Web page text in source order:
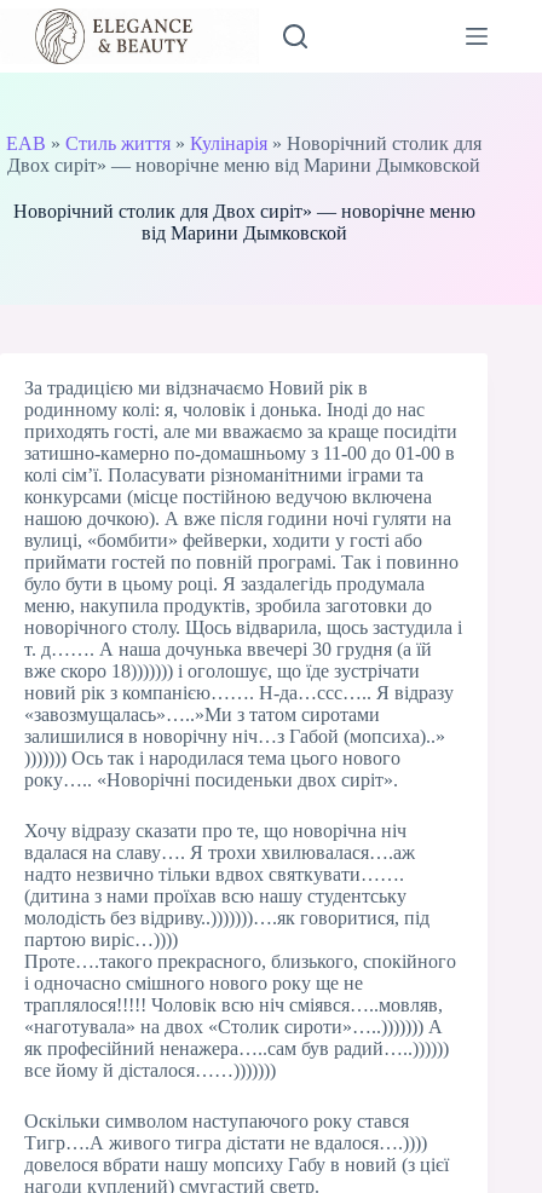
Перейти
вмісту
EAB »Стиль життя »Кулінарія »Новорічний столик для
Двох сиріт» — новорічне меню від Марини Дымковской
Новорічний столик для Двох сиріт» — новорічне меню
від Марини Дымковской
За традицією ми відзначаємо Новий рік в
родинному колі: я, чоловік і донька. Іноді до нас
приходять гості, але ми вважаємо за краще посидіти
затишно-камерно по-домашньому з 11-00 до 01-00 в
колі сім’ї. Поласувати різноманітними іграми та
конкурсами (місце постійною ведучою включена
нашою дочкою). А вже після години ночі гуляти на
вулиці, «бомбити» фейверки, ходити у гості або
приймати гостей по повній програмі. Так і повинно
було бути в цьому році. Я заздалегідь продумала
меню, накупила продуктів, зробила заготовки до
новорічного столу. Щось відварила, щось застудила і
т. д……. А наша дочунька ввечері 30 грудня (а їй
вже скоро 18))))))) і оголошує, що їде зустрічати
новий рік з компанією……. Н-да…ссс….. Я відразу
«завозмущалась»…..»Ми з татом сиротами
залишилися в новорічну ніч…з Габой (мопсиха)..»
))))))) Ось так і народилася тема цього нового
року….. «Новорічні посиденьки двох сиріт».
Хочу відразу сказати про те, що новорічна ніч
вдалася на славу…. Я трохи хвилювалася….аж
надто незвично тільки вдвох святкувати…….
(дитина з нами проїхав всю нашу студентську
молодість без відриву..)))))))….як говоритися, під
партою виріс…))))
Проте….такого прекрасного, близького, спокійного
і одночасно смішного нового року ще не
траплялося!!!!! Чоловік всю ніч сміявся…..мовляв,
«наготувала» на двох «Столик сироти»…..))))))) А
як професійний ненажера…..сам був радий…..))))))
все йому й дісталося……)))))))
Оскільки символом наступаючого року стався
Тигр….А живого тигра дістати не вдалося….))))
довелося вбрати нашу мопсиху Габу в новий (з цієї
нагоди куплений) смугастий светр.